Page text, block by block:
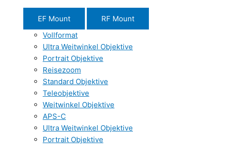
EF Mount
RF Mount
Vollformat
Ultra Weitwinkel Objektive
Portrait Objektive
Reisezoom
Standard Objektive
Teleobjektive
Weitwinkel Objektive
APS-C
Ultra Weitwinkel Objektive
Portrait Objektive